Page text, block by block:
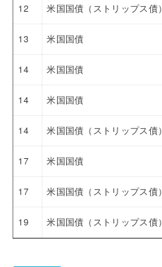
12 米国国債（ストリップス債）
13 米国国債
14 米国国債
14 米国国債
14 米国国債（ストリップス債）
17 米国国債
17 米国国債（ストリップス債）
19 米国国債（ストリップス債）